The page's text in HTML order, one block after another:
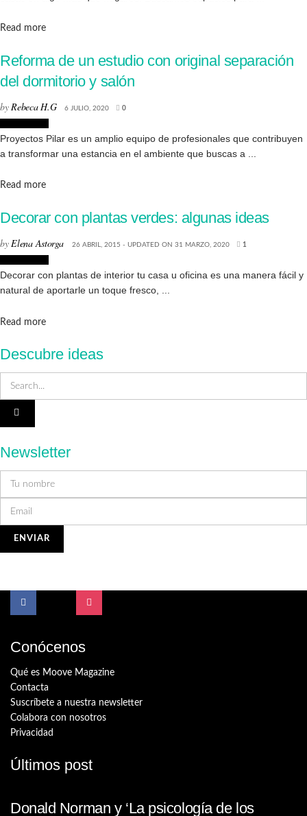
Read moreDetails
Reforma de un estudio con original separación
del dormitorio y salón
by Rebeca H.G 6 JULIO, 2020 0
Proyectos Pilar es un amplio equipo de profesionales que contribuyen
a transformar una estancia en el ambiente que buscas a ...
Read moreDetails
Decorar con plantas verdes: algunas ideas
byElena Astorga 26 ABRIL, 2015 - UPDATED ON 31 MARZO, 2020 1
Decorar con plantas de interior tu casa u oficina es una manera fácil y
natural de aportarle un toque fresco, ...
Read moreDetails
Descubre ideas
Newsletter
Conócenos
Qué es Moove Magazine
Contacta
Suscríbete a nuestra newsletter
Colabora con nosotros
Privacidad
Últimos post
Donald Norman y ‘La psicología de los